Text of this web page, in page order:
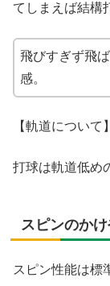
てしまえば結構
飛びすぎず飛
感。
【軌道について】
打球は軌道低め
スピンのか
スピン性能は標